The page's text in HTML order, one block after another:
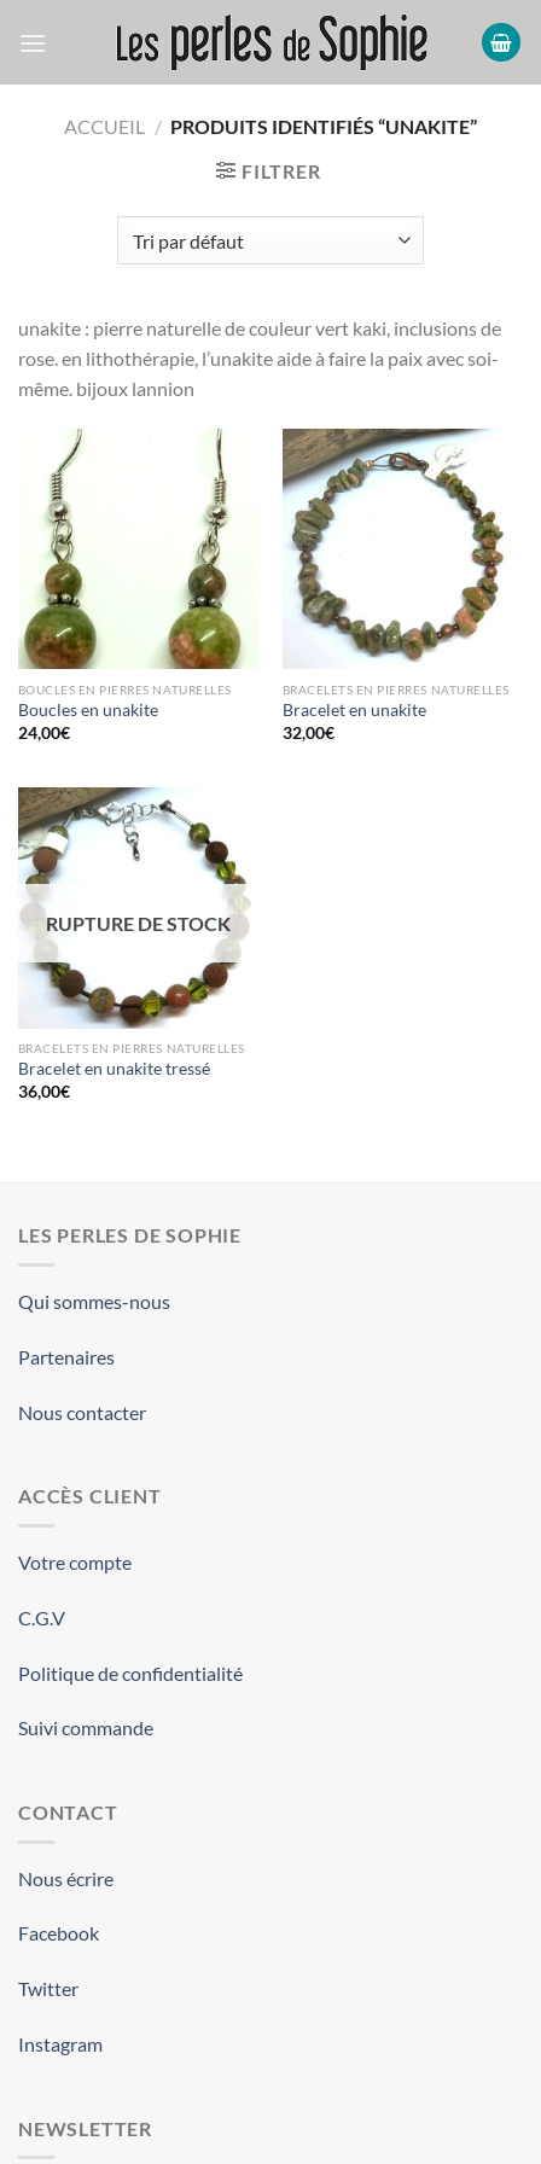
ACCUEIL / PRODUITS IDENTIFIÉS “UNAKITE”
FILTRER
unakite : pierre naturelle de couleur vert kaki, inclusions de
rose. en lithothérapie, l’unakite aide à faire la paix avec soi-
même. bijoux lannion
BOUCLES EN PIERRES NATURELLES
Boucles en unakite
24,00€
BRACELETS EN PIERRES NATURELLES
Bracelet en unakite
32,00€
RUPTURE DE STOCK
BRACELETS EN PIERRES NATURELLES
Bracelet en unakite tressé
36,00€
LES PERLES DE SOPHIE
Qui sommes-nous
Partenaires
Nous contacter
ACCÈS CLIENT
Votre compte
C.G.V
Politique de confidentialité
Suivi commande
CONTACT
Nous écrire
Facebook
Twitter
Instagram
NEWSLETTER